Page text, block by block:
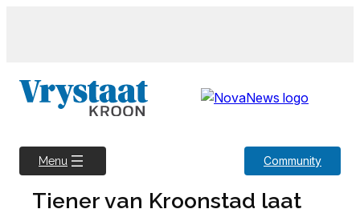
Menu Community
Tiener van Kroonstad laat